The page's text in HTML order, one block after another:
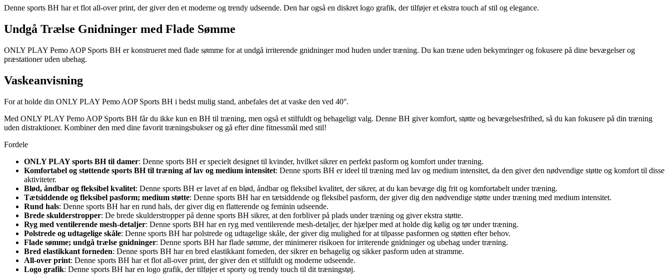
Denne sports BH har et flot all-over print, der giver den et moderne og trendy udseende. Den har også en diskret logo grafik, der tilføjer et ekstra touch af stil og elegance.
Undgå Trælse Gnidninger med Flade Sømme
ONLY PLAY Pemo AOP Sports BH er konstrueret med flade sømme for at undgå irriterende gnidninger mod huden under træning. Du kan træne uden bekymringer og fokusere på dine bevægelser og
præstationer uden ubehag.
Vaskeanvisning
For at holde din ONLY PLAY Pemo AOP Sports BH i bedst mulig stand, anbefales det at vaske den ved 40°.
Med ONLY PLAY Pemo AOP Sports BH får du ikke kun en BH til træning, men også et stilfuldt og behageligt valg. Denne BH giver komfort, støtte og bevægelsesfrihed, så du kan fokusere på din træning
uden distraktioner. Kombiner den med dine favorit træningsbukser og gå efter dine fitnessmål med stil!
Fordele
ONLY PLAY sports BH til damer: Denne sports BH er specielt designet til kvinder, hvilket sikrer en perfekt pasform og komfort under træning.
Komfortabel og støttende sports BH til træning af lav og medium intensitet: Denne sports BH er ideel til træning med lav og medium intensitet, da den giver den nødvendige støtte og komfort til disse
aktiviteter.
Blød, åndbar og fleksibel kvalitet: Denne sports BH er lavet af en blød, åndbar og fleksibel kvalitet, der sikrer, at du kan bevæge dig frit og komfortabelt under træning.
Tætsiddende og fleksibel pasform; medium støtte: Denne sports BH har en tætsiddende og fleksibel pasform, der giver dig den nødvendige støtte under træning med medium intensitet.
Rund hals: Denne sports BH har en rund hals, der giver dig en flatterende og feminin udseende.
Brede skulderstropper: De brede skulderstropper på denne sports BH sikrer, at den forbliver på plads under træning og giver ekstra støtte.
Ryg med ventilerende mesh-detaljer: Denne sports BH har en ryg med ventilerende mesh-detaljer, der hjælper med at holde dig kølig og tør under træning.
Polstrede og udtagelige skåle: Denne sports BH har polstrede og udtagelige skåle, der giver dig mulighed for at tilpasse pasformen og støtten efter behov.
Flade sømme; undgå trælse gnidninger: Denne sports BH har flade sømme, der minimerer risikoen for irriterende gnidninger og ubehag under træning.
Bred elastikkant forneden: Denne sports BH har en bred elastikkant forneden, der sikrer en behagelig og sikker pasform uden at stramme.
All-over print: Denne sports BH har et flot all-over print, der giver den et stilfuldt og moderne udseende.
Logo grafik: Denne sports BH har en logo grafik, der tilføjer et sporty og trendy touch til dit træningstøj.